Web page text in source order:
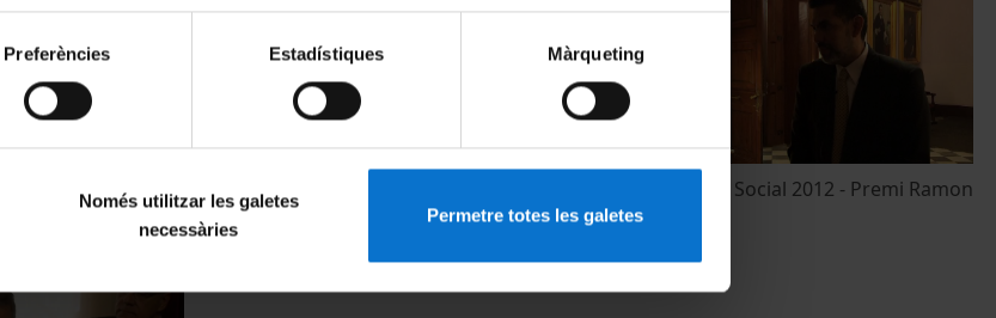
Preferències Estadístiques Màrqueting
Només utilitzar les galetes
necessàries
Permetre totes les galetes
Dídac
Premis Consell Social 2012 - Premi José
Manuel Blecua
Premis Consell Social 2012 - Premi Ramon
Margalef